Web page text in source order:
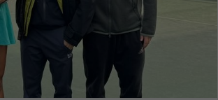
Ihrer vorgenommen Einstellungen, falls der
Webseiten-Betreiber dies eingestellt hat.